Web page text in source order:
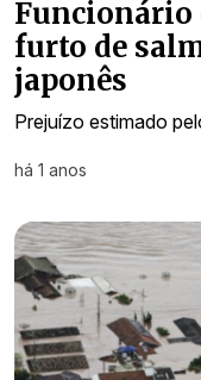
Funcionário
furto de
japonês
Prejuízo estimado
há 1 anos